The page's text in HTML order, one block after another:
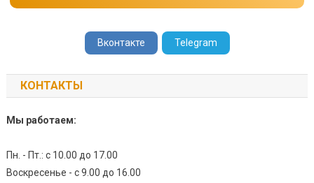
Вконтакте Telegram
КОНТАКТЫ
Мы работаем:
Пн. - Пт.: с 10.00 до 17.00
Воскресенье - с 9.00 до 16.00